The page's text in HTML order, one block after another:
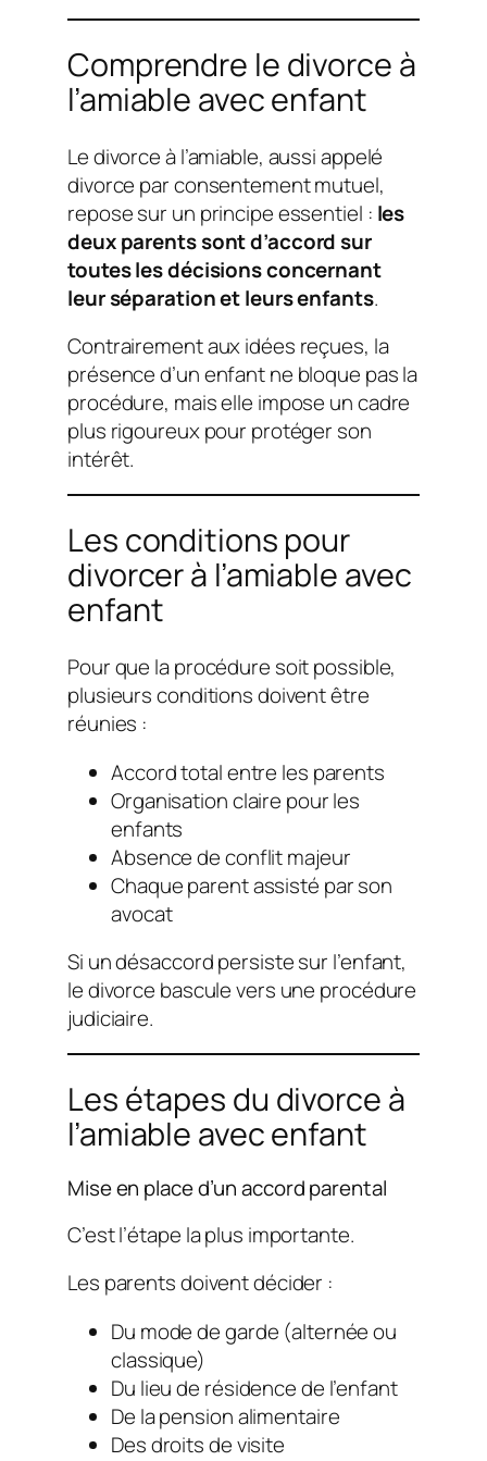
Comprendre le divorce à
l’amiable avec enfant
Le divorce à l’amiable, aussi appelé
divorce par consentement mutuel,
repose sur un principe essentiel : les
deux parents sont d’accord sur
toutes les décisions concernant
leur séparation et leurs enfants.
Contrairement aux idées reçues, la
présence d’un enfant ne bloque pas la
procédure, mais elle impose un cadre
plus rigoureux pour protéger son
intérêt.
Les conditions pour
divorcer à l’amiable avec
enfant
Pour que la procédure soit possible,
plusieurs conditions doivent être
réunies :
Accord total entre les parents
Organisation claire pour les
enfants
Absence de conflit majeur
Chaque parent assisté par son
avocat
Si un désaccord persiste sur l’enfant,
le divorce bascule vers une procédure
judiciaire.
Les étapes du divorce à
l’amiable avec enfant
Mise en place d’un accord parental
C’est l’étape la plus importante.
Les parents doivent décider :
Du mode de garde (alternée ou
classique)
Du lieu de résidence de l’enfant
De la pension alimentaire
Des droits de visite